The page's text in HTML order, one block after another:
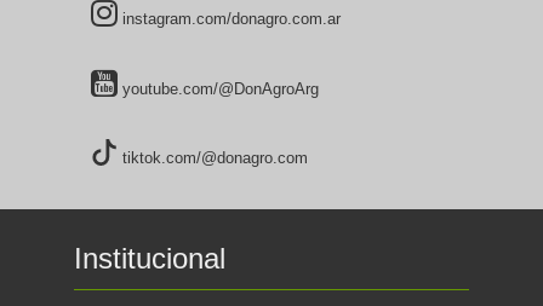
instagram.com/donagro.com.ar
youtube.com/@DonAgroArg
tiktok.com/@donagro.com
Institucional